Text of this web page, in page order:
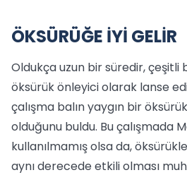
ÖKSÜRÜĞE İYİ GELİR
Oldukça uzun bir süredir, çeşitli
öksürük önleyici olarak lanse
çalışma balın yaygın bir
olduğunu buldu. Bu çalışmada
kullanılmamış olsa da,
aynı derecede etkili olması